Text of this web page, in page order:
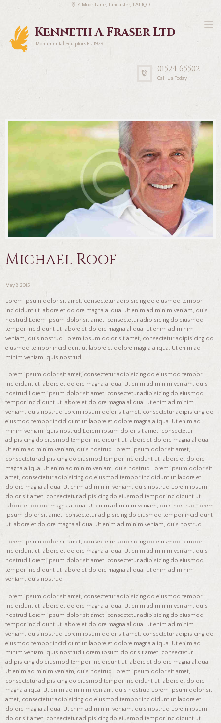
7 Moor Lane, Lancaster, LA1 1QD
Kenneth A Fraser Ltd
Monumental Sculptors Est 1929
01524 65502
Call Us Today
Michael Roof
May 8, 2015
Lorem ipsum dolor sit amet, consectetur adipisicing do eiusmod tempor
incididunt ut labore et dolore magna aliqua. Ut enim ad minim veniam, quis
nostrud Lorem ipsum dolor sit amet, consectetur adipisicing do eiusmod
tempor incididunt ut labore et dolore magna aliqua. Ut enim ad minim
veniam, quis nostrud Lorem ipsum dolor sit amet, consectetur adipisicing do
eiusmod tempor incididunt ut labore et dolore magna aliqua. Ut enim ad
minim veniam, quis nostrud
Lorem ipsum dolor sit amet, consectetur adipisicing do eiusmod tempor
incididunt ut labore et dolore magna aliqua. Ut enim ad minim veniam, quis
nostrud Lorem ipsum dolor sit amet, consectetur adipisicing do eiusmod
tempor incididunt ut labore et dolore magna aliqua. Ut enim ad minim
veniam, quis nostrud Lorem ipsum dolor sit amet, consectetur adipisicing do
eiusmod tempor incididunt ut labore et dolore magna aliqua. Ut enim ad
minim veniam, quis nostrud Lorem ipsum dolor sit amet, consectetur
adipisicing do eiusmod tempor incididunt ut labore et dolore magna aliqua.
Ut enim ad minim veniam, quis nostrud Lorem ipsum dolor sit amet,
consectetur adipisicing do eiusmod tempor incididunt ut labore et dolore
magna aliqua. Ut enim ad minim veniam, quis nostrud Lorem ipsum dolor sit
amet, consectetur adipisicing do eiusmod tempor incididunt ut labore et
dolore magna aliqua. Ut enim ad minim veniam, quis nostrud Lorem ipsum
dolor sit amet, consectetur adipisicing do eiusmod tempor incididunt ut
labore et dolore magna aliqua. Ut enim ad minim veniam, quis nostrud Lorem
ipsum dolor sit amet, consectetur adipisicing do eiusmod tempor incididunt
ut labore et dolore magna aliqua. Ut enim ad minim veniam, quis nostrud
Lorem ipsum dolor sit amet, consectetur adipisicing do eiusmod tempor
incididunt ut labore et dolore magna aliqua. Ut enim ad minim veniam, quis
nostrud Lorem ipsum dolor sit amet, consectetur adipisicing do eiusmod
tempor incididunt ut labore et dolore magna aliqua. Ut enim ad minim
veniam, quis nostrud
Lorem ipsum dolor sit amet, consectetur adipisicing do eiusmod tempor
incididunt ut labore et dolore magna aliqua. Ut enim ad minim veniam, quis
nostrud Lorem ipsum dolor sit amet, consectetur adipisicing do eiusmod
tempor incididunt ut labore et dolore magna aliqua. Ut enim ad minim
veniam, quis nostrud Lorem ipsum dolor sit amet, consectetur adipisicing do
eiusmod tempor incididunt ut labore et dolore magna aliqua. Ut enim ad
minim veniam, quis nostrud Lorem ipsum dolor sit amet, consectetur
adipisicing do eiusmod tempor incididunt ut labore et dolore magna aliqua.
Ut enim ad minim veniam, quis nostrud Lorem ipsum dolor sit amet,
consectetur adipisicing do eiusmod tempor incididunt ut labore et dolore
magna aliqua. Ut enim ad minim veniam, quis nostrud Lorem ipsum dolor sit
amet, consectetur adipisicing do eiusmod tempor incididunt ut labore et
dolore magna aliqua. Ut enim ad minim veniam, quis nostrud Lorem ipsum
dolor sit amet, consectetur adipisicing do eiusmod tempor incididunt ut